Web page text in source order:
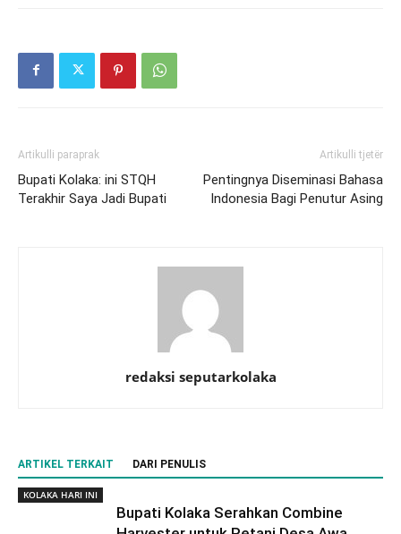
Artikulli paraprak
Bupati Kolaka: ini STQH
Terakhir Saya Jadi Bupati
Artikulli tjetër
Pentingnya Diseminasi Bahasa
Indonesia Bagi Penutur Asing
redaksi seputarkolaka
ARTIKEL TERKAIT DARI PENULIS
KOLAKA HARI INI
Bupati Kolaka Serahkan Combine